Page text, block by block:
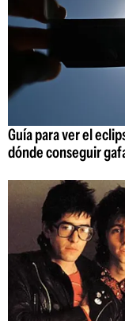
Guía para ver el
dónde conseguir